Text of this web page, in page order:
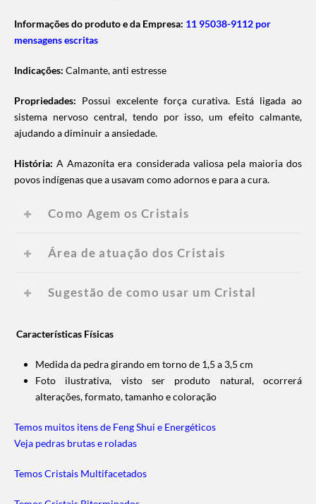
Informações do produto e da Empresa: 11 95038-9112 por
mensagens escritas
Indicações: Calmante, anti estresse
Propriedades: Possui excelente força curativa. Está ligada ao
sistema nervoso central, tendo por isso, um efeito calmante,
ajudando a diminuir a ansiedade.
História:A Amazonita era considerada valiosa pela maioria dos
povos indígenas que a usavam como adornos e para a cura.
Como Agem os Cristais
Área de atuação dos Cristais
Sugestão de como usar um Cristal
Características Físicas
Medida da pedra girando em torno de 1,5 a 3,5 cm
Foto ilustrativa, visto ser produto natural, ocorrerá
alterações, formato, tamanho e coloração
Temos muitos itens de Feng Shui e Energéticos
Veja pedras brutas e roladas
Temos Cristais Multifacetados